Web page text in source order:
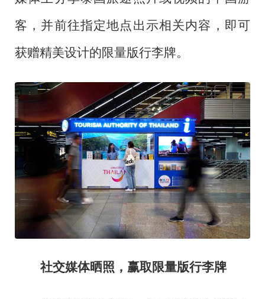
客，并前往指定地点出示相关内容，即可
获赠精美设计的限量版行李牌。
社交媒体晒照，赢取限量版行李牌